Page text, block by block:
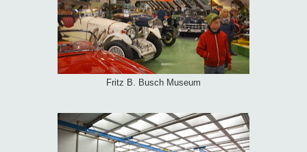
Fritz B. Busch Museum